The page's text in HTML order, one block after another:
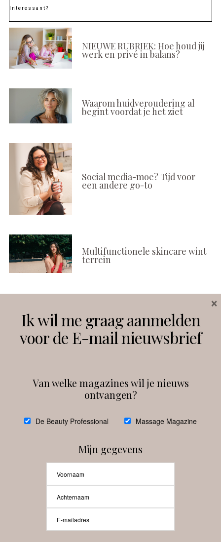
Interessant?
NIEUWE RUBRIEK: Hoe houd jij
werk en privé in balans?
Waarom huidveroudering al
begint voordat je het ziet
Social media-moe? Tijd voor
een andere go-to
Multifunctionele skincare wint
terrein
Instagram Facebook
debeautyprofessional
Beauty-Pro.nl
Ik wil me graag aanmelden
voor de E-mail nieuwsbrief
Van welke magazines wil je nieuws
ontvangen?
De Beauty Professional Massage Magazine
Mijn gegevens
×